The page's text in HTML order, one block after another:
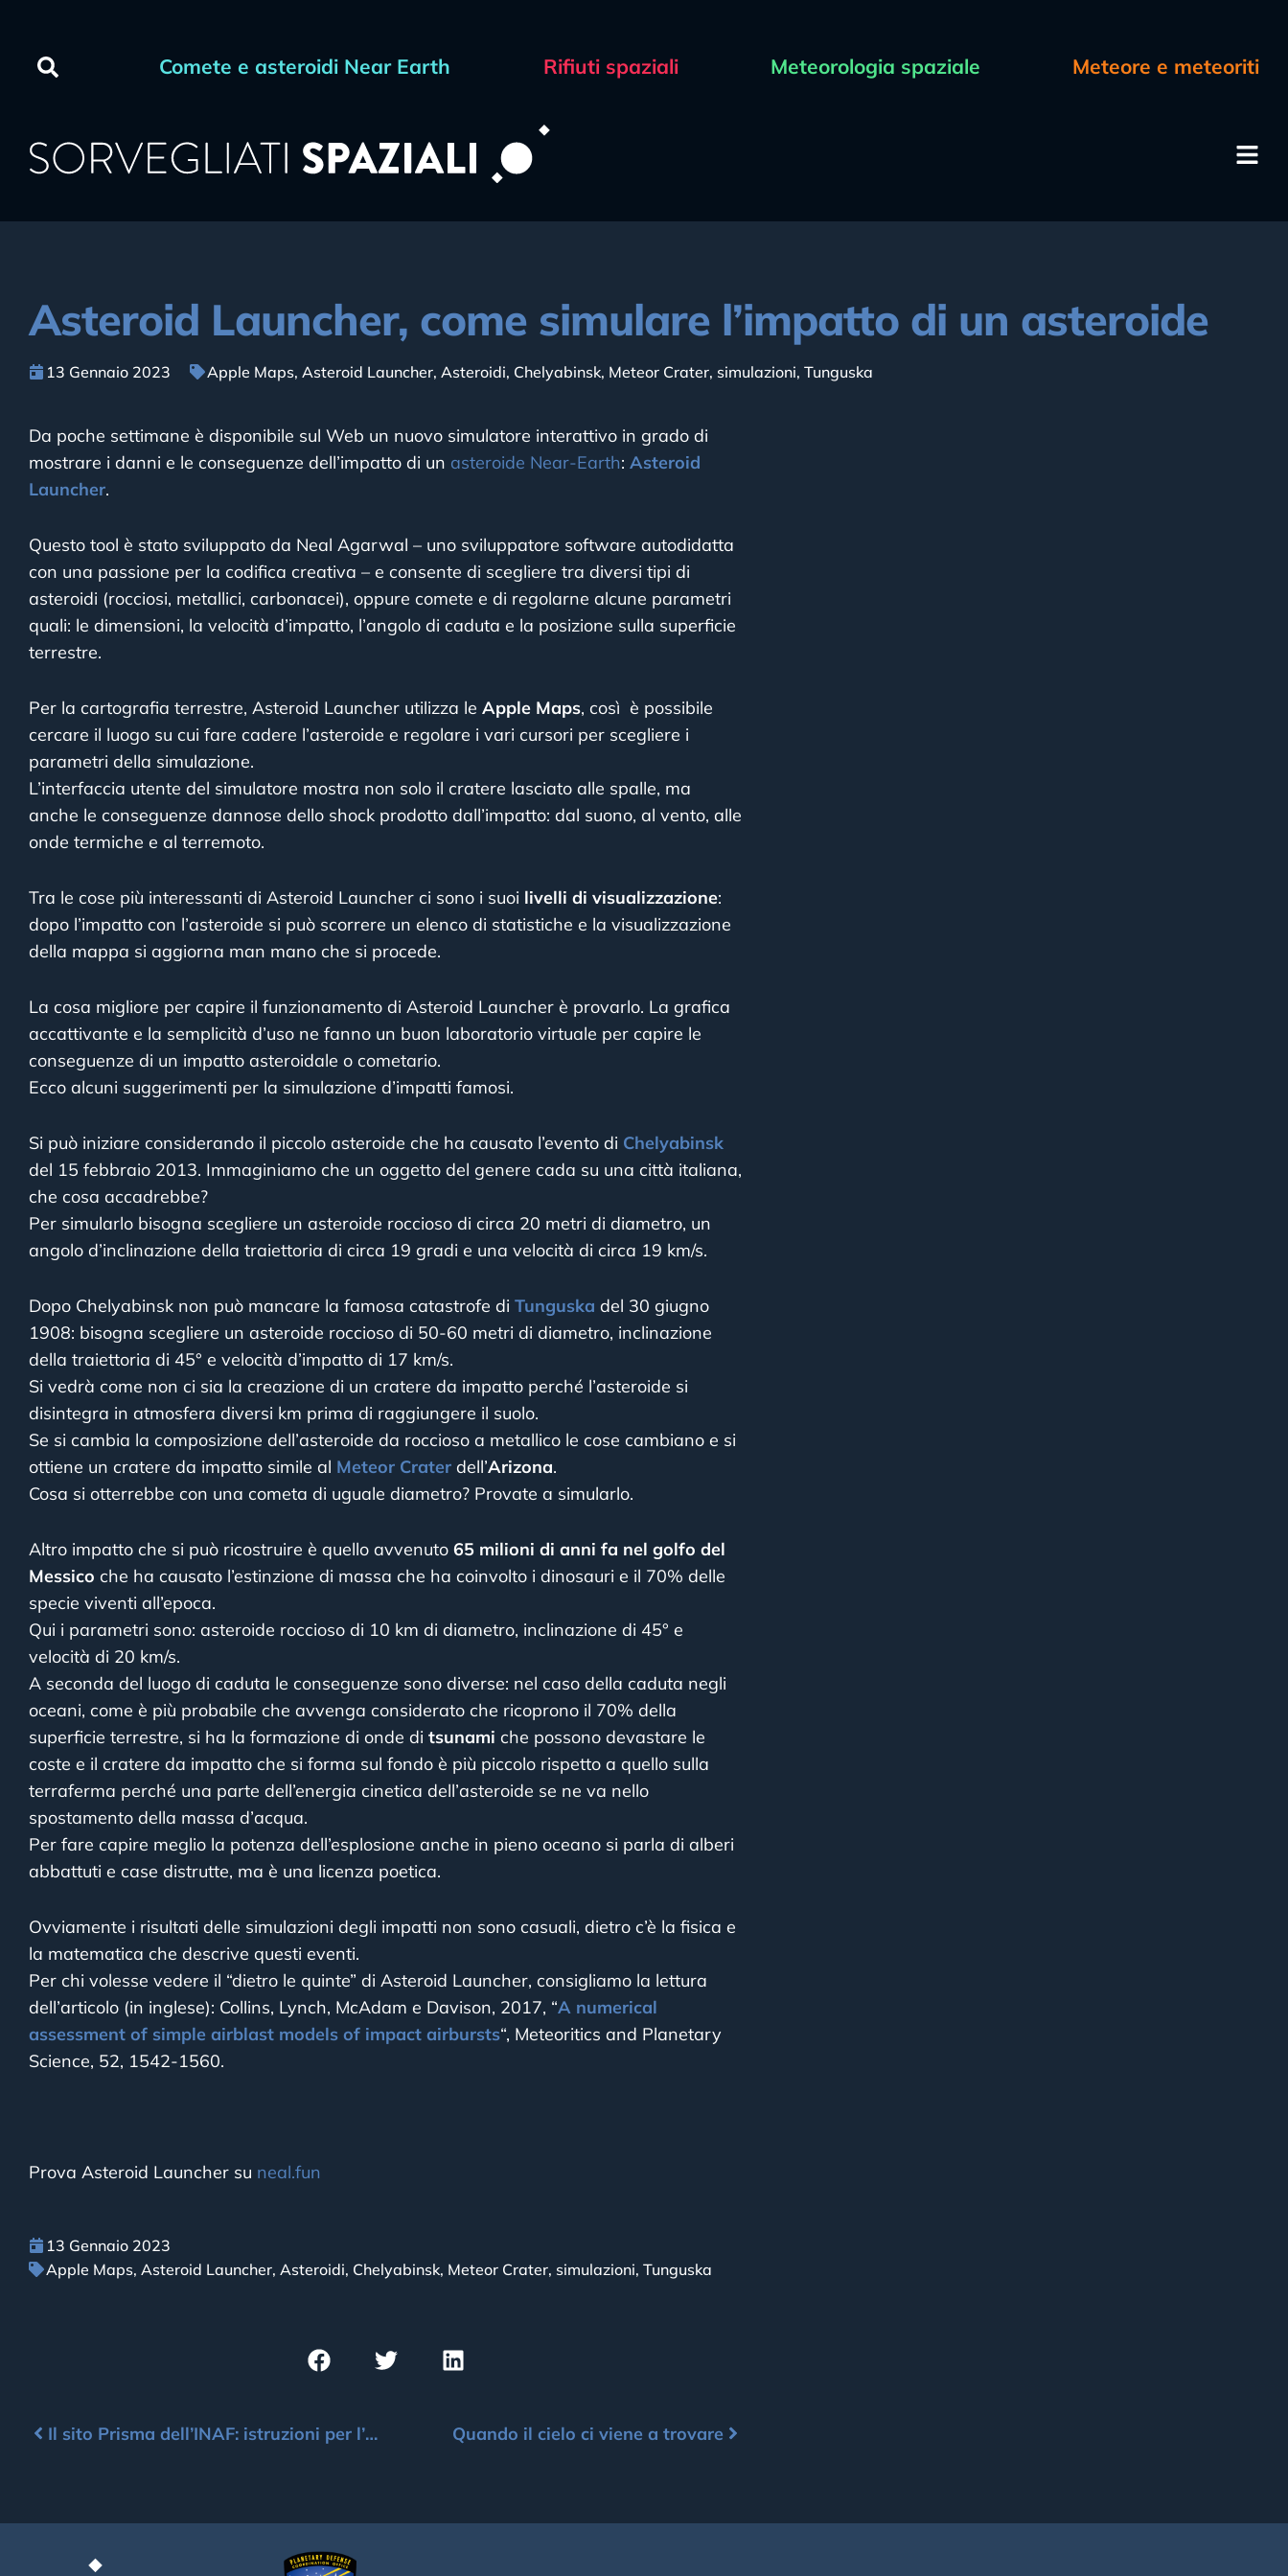
Comete e asteroidi Near Earth Rifiuti spaziali Meteorologia spaziale Meteore e meteoriti
Asteroid Launcher, come simulare l’impatto di un asteroide
13 Gennaio 2023 Apple Maps, Asteroid Launcher, Asteroidi, Chelyabinsk, Meteor Crater, simulazioni, Tunguska
Da poche settimane è disponibile sul Web un nuovo simulatore interattivo in grado di
mostrare i danni e le conseguenze dell’impatto di un asteroide Near-Earth: Asteroid
Launcher.
Questo tool è stato sviluppato da Neal Agarwal – uno sviluppatore software autodidatta
con una passione per la codifica creativa – e consente di scegliere tra diversi tipi di
asteroidi (rocciosi, metallici, carbonacei), oppure comete e di regolarne alcune parametri
quali: le dimensioni, la velocità d’impatto, l’angolo di caduta e la posizione sulla superficie
terrestre.
Per la cartografia terrestre, Asteroid Launcher utilizza le Apple Maps, così è possibile
cercare il luogo su cui fare cadere l’asteroide e regolare i vari cursori per scegliere i
parametri della simulazione.
L’interfaccia utente del simulatore mostra non solo il cratere lasciato alle spalle, ma
anche le conseguenze dannose dello shock prodotto dall’impatto: dal suono, al vento, alle
onde termiche e al terremoto.
Tra le cose più interessanti di Asteroid Launcher ci sono i suoi livelli di visualizzazione:
dopo l’impatto con l’asteroide si può scorrere un elenco di statistiche e la visualizzazione
della mappa si aggiorna man mano che si procede.
La cosa migliore per capire il funzionamento di Asteroid Launcher è provarlo. La grafica
accattivante e la semplicità d’uso ne fanno un buon laboratorio virtuale per capire le
conseguenze di un impatto asteroidale o cometario.
Ecco alcuni suggerimenti per la simulazione d’impatti famosi.
Si può iniziare considerando il piccolo asteroide che ha causato l’evento di Chelyabinsk
del 15 febbraio 2013. Immaginiamo che un oggetto del genere cada su una città italiana,
che cosa accadrebbe?
Per simularlo bisogna scegliere un asteroide roccioso di circa 20 metri di diametro, un
angolo d’inclinazione della traiettoria di circa 19 gradi e una velocità di circa 19 km/s.
Dopo Chelyabinsk non può mancare la famosa catastrofe di Tunguska del 30 giugno
1908: bisogna scegliere un asteroide roccioso di 50-60 metri di diametro, inclinazione
della traiettoria di 45° e velocità d’impatto di 17 km/s.
Si vedrà come non ci sia la creazione di un cratere da impatto perché l’asteroide si
disintegra in atmosfera diversi km prima di raggiungere il suolo.
Se si cambia la composizione dell’asteroide da roccioso a metallico le cose cambiano e si
ottiene un cratere da impatto simile al Meteor Crater dell’Arizona.
Cosa si otterrebbe con una cometa di uguale diametro? Provate a simularlo.
Altro impatto che si può ricostruire è quello avvenuto 65 milioni di anni fa nel golfo del
Messico che ha causato l’estinzione di massa che ha coinvolto i dinosauri e il 70% delle
specie viventi all’epoca.
Qui i parametri sono: asteroide roccioso di 10 km di diametro, inclinazione di 45° e
velocità di 20 km/s.
A seconda del luogo di caduta le conseguenze sono diverse: nel caso della caduta negli
oceani, come è più probabile che avvenga considerato che ricoprono il 70% della
superficie terrestre, si ha la formazione di onde di tsunami che possono devastare le
coste e il cratere da impatto che si forma sul fondo è più piccolo rispetto a quello sulla
terraferma perché una parte dell’energia cinetica dell’asteroide se ne va nello
spostamento della massa d’acqua.
Per fare capire meglio la potenza dell’esplosione anche in pieno oceano si parla di alberi
abbattuti e case distrutte, ma è una licenza poetica.
Ovviamente i risultati delle simulazioni degli impatti non sono casuali, dietro c’è la fisica e
la matematica che descrive questi eventi.
Per chi volesse vedere il “dietro le quinte” di Asteroid Launcher, consigliamo la lettura
dell’articolo (in inglese): Collins, Lynch, McAdam e Davison, 2017, “A numerical
assessment of simple airblast models of impact airbursts“, Meteoritics and Planetary
Science, 52, 1542-1560.
Prova Asteroid Launcher su neal.fun
13 Gennaio 2023
Apple Maps, Asteroid Launcher, Asteroidi, Chelyabinsk, Meteor Crater, simulazioni, Tunguska
Il sito Prisma dell’INAF: istruzioni per l’uso Quando il cielo ci viene a trovare